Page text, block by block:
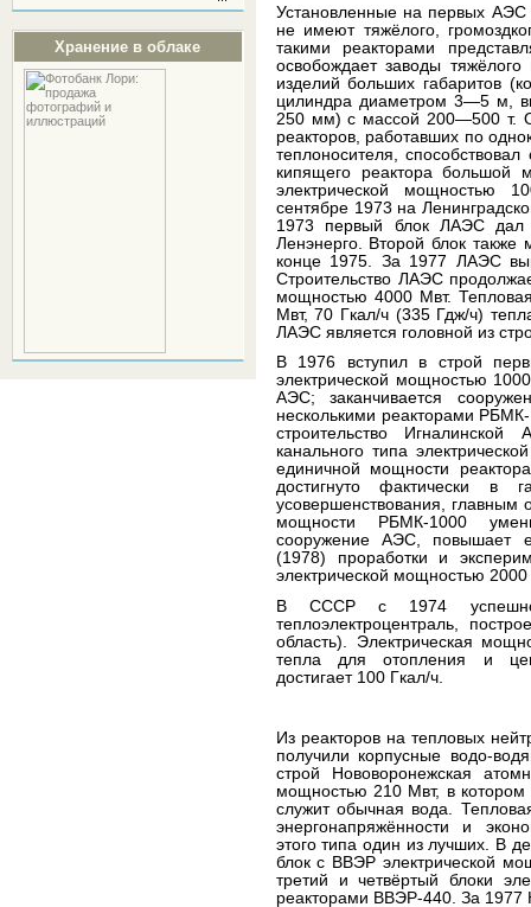
Хранение в облаке
Установленные на первых АЭС
не имеют тяжёлого,
такими реакторами
освобождает заводы
изделий больших габаритов
цилиндра диаметром 3—5 м,
250 мм) с массой 200—500 т.
реакторов, работавших по
теплоносителя,
кипящего реактора
электрической мощностью
сентябре 1973 на
1973 первый блок ЛАЭС дал
Ленэнерго. Второй блок
конце 1975. За 1977 ЛАЭС
Строительство ЛАЭС
мощностью 4000 Мвт.
Мвт, 70 Гкал/ч (335 Гдж/ч)
ЛАЭС является головной из
В 1976 вступил в строй
электрической мощностью
АЭС; заканчивается
несколькими реакторами
строительство
канального типа
единичной мощности
достигнуто фактически в
усовершенствования, главным
мощности РБМК-1000
сооружение АЭС, повышает
(1978) проработки и
электрической мощностью
В СССР с 1974 успешно
теплоэлектроцентраль,
область). Электрическая
тепла для отопления и
достигает 100 Гкал/ч.
Из реакторов на тепловых
получили корпусные водо-
строй Нововоронежская
мощностью 210 Мвт, в котором
служит обычная вода.
энергонапряжённости и
этого типа один из лучших. В
блок с ВВЭР электрической
третий и четвёртый блоки
реакторами ВВЭР-440. За